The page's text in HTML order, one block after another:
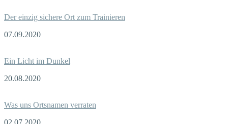
Der einzig sichere Ort zum Trainieren
07.09.2020
Ein Licht im Dunkel
20.08.2020
Was uns Ortsnamen verraten
02.07.2020